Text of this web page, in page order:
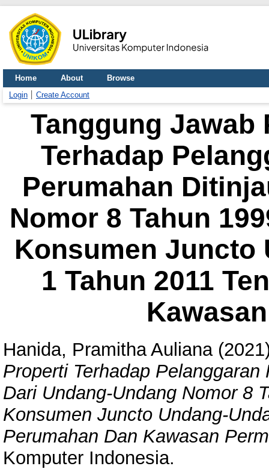
Home About
Browse
Login
Create Account
Tanggung Jawab
Terhadap
Perumahan
Nomor 8 Tahun
Konsumen Juncto
1 Tahun 2011
Hanida, Pramitha Auliana
Properti Terhadap
Dari Undang-Undang Nomor 8
Konsumen Juncto Undang-
Perumahan Dan Kawasan
Komputer Indonesia.